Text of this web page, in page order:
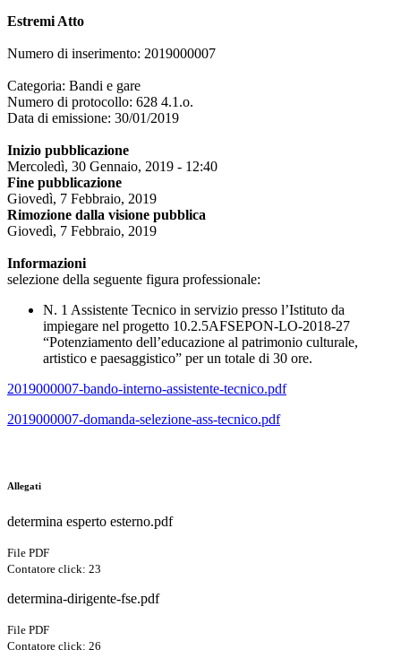
Estremi Atto
Numero di inserimento: 2019000007
Categoria: Bandi e gare
Numero di protocollo: 628 4.1.o.
Data di emissione: 30/01/2019
Inizio pubblicazione
Mercoledì, 30 Gennaio, 2019 - 12:40
Fine pubblicazione
Giovedì, 7 Febbraio, 2019
Rimozione dalla visione pubblica
Giovedì, 7 Febbraio, 2019
Informazioni
selezione della seguente figura professionale:
N. 1 Assistente Tecnico in servizio presso l’Istituto da
impiegare nel progetto 10.2.5AFSEPON-LO-2018-27
“Potenziamento dell’educazione al patrimonio culturale,
artistico e paesaggistico” per un totale di 30 ore.
2019000007-bando-interno-assistente-tecnico.pdf
2019000007-domanda-selezione-ass-tecnico.pdf
Allegati
determina esperto esterno.pdf
File PDF
Contatore click: 23
determina-dirigente-fse.pdf
File PDF
Contatore click: 26